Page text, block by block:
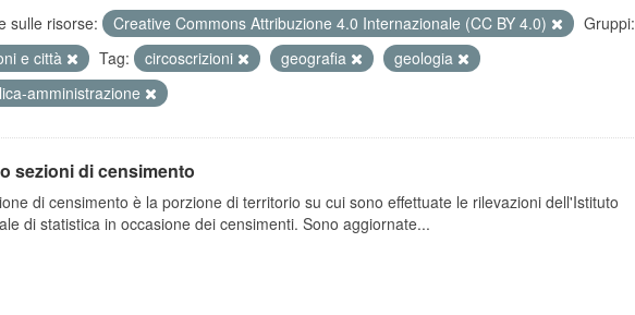
sulle risorse: Creative Commons Attribuzione 4.0 Internazionale (CC BY 4.0)
Gruppi:
e città
Tag: circoscrizioni geografia
geologia
amministrazione
sezioni di censimento
di censimento è la porzione di territorio su cui sono effettuate le rilevazioni dell'Istituto
di statistica in occasione dei censimenti. Sono aggiornate...